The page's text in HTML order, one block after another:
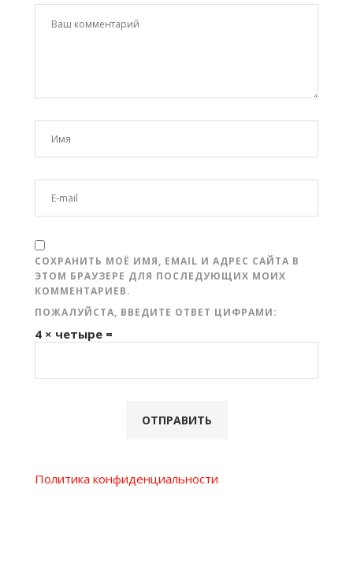
СОХРАНИТЬ МОЁ ИМЯ, EMAIL И АДРЕС САЙТА В
ЭТОМ БРАУЗЕРЕ ДЛЯ ПОСЛЕДУЮЩИХ МОИХ
КОММЕНТАРИЕВ.
ПОЖАЛУЙСТА, ВВЕДИТЕ ОТВЕТ ЦИФРАМИ:
4 × четыре =
Политика конфиденциальности